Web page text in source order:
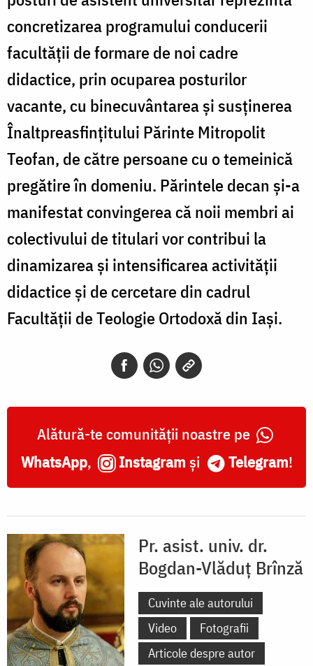
concretizarea programului conducerii
facultății de formare de noi cadre
didactice, prin ocuparea posturilor
vacante, cu binecuvântarea și susținerea
Înaltpreasfințitului Părinte Mitropolit
Teofan, de către persoane cu o temeinică
pregătire în domeniu. Părintele decan și-a
manifestat convingerea că noii membri ai
colectivului de titulari vor contribui la
dinamizarea și intensificarea activității
didactice și de cercetare din cadrul
Facultății de Teologie Ortodoxă din Iași.
Alătură-te comunității noastre pe
WhatsApp, Instagram și Telegram!
Pr. asist. univ. dr.
Bogdan-Vlăduț Brînză
Cuvinte ale autorului
Video
Fotografii
Articole despre autor